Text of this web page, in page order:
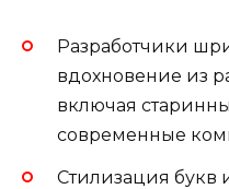
Разработчики
вдохновение из
включая
современные
Стилизация букв